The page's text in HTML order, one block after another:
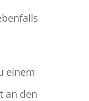
einem
an den